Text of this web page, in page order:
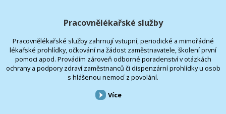
Pracovnělékařské služby
Pracovnělékařské služby zahrnují vstupní, periodické a mimořádné
lékařské prohlídky, očkování na žádost zaměstnavatele, školení první
pomoci apod. Provádím zároveň odborné poradenství v otázkách
ochrany a podpory zdraví zaměstnanců či dispenzární prohlídky u osob
s hlášenou nemocí z povolání.
Více